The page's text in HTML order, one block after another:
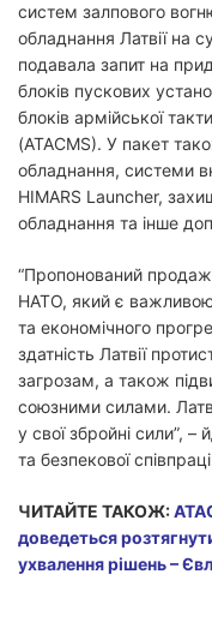
систем залпового
обладнання Латвії на
подавала запит на
блоків пускових
блоків армійської
(ATACMS). У пакет
обладнання, системи
HIMARS Launcher,
обладнання та інше
“Пропонований
НАТО, який є важливою
та економічного
здатність Латвії
загрозам, а також
союзними силами.
у свої збройні сили”, –
та безпекової
ЧИТАЙТЕ ТАКОЖ:
доведеться
ухвалення рішень –